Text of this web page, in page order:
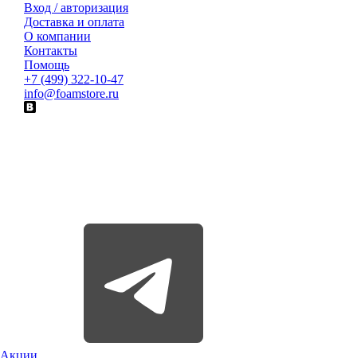
Вход / авторизация
Доставка и оплата
О компании
Контакты
Помощь
+7 (499) 322-10-47
info@foamstore.ru
Акции